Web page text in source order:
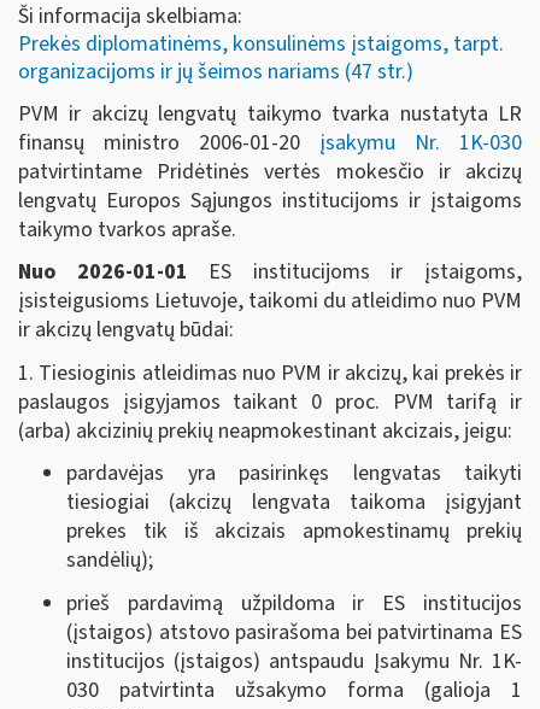
Ši informacija skelbiama:
Prekės diplomatinėms, konsulinėms įstaigoms, tarpt.
organizacijoms ir jų šeimos nariams (47 str.)
PVM ir akcizų lengvatų taikymo tvarka nustatyta LR
finansų ministro 2006-01-20 įsakymu Nr. 1K-030
patvirtintame Pridėtinės vertės mokesčio ir akcizų
lengvatų Europos Sąjungos institucijoms ir įstaigoms
taikymo tvarkos apraše.
Nuo 2026-01-01 ES institucijoms ir įstaigoms,
įsisteigusioms Lietuvoje, taikomi du atleidimo nuo PVM
ir akcizų lengvatų būdai:
1. Tiesioginis atleidimas nuo PVM ir akcizų, kai prekės ir
paslaugos įsigyjamos taikant 0 proc. PVM tarifą ir
(arba) akcizinių prekių neapmokestinant akcizais, jeigu:
pardavėjas yra pasirinkęs lengvatas taikyti
tiesiogiai (akcizų lengvata taikoma įsigyjant
prekes tik iš akcizais apmokestinamų prekių
sandėlių);
prieš pardavimą užpildoma ir ES institucijos
(įstaigos) atstovo pasirašoma bei patvirtinama ES
institucijos (įstaigos) antspaudu Įsakymu Nr. 1K-
030 patvirtinta užsakymo forma (galioja 1